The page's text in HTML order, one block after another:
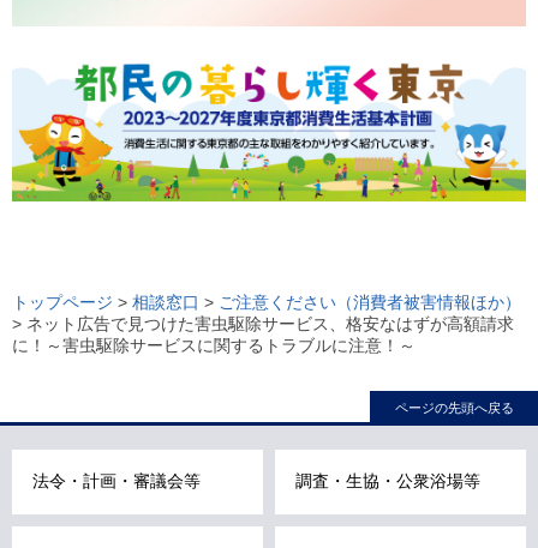
ー
カ
ル
ビ
こ
ま
トップページ > 相談窓口 > ご注意ください（消費者被害情報ほか）
> ネット広告で見つけた害虫駆除サービス、格安なはずが高額請求
に！～害虫駆除サービスに関するトラブルに注意！～
ページの先頭へ戻る
法令・計画・審議会等 調査・生協・公衆浴場等